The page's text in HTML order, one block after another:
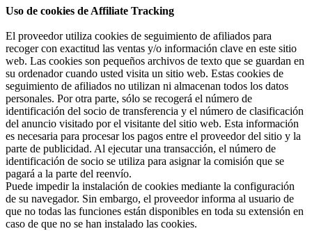
Uso de cookies de Affiliate Tracking
El proveedor utiliza cookies de seguimiento de afiliados para
recoger con exactitud las ventas y/o información clave en este sitio
web. Las cookies son pequeños archivos de texto que se guardan en
su ordenador cuando usted visita un sitio web. Estas cookies de
seguimiento de afiliados no utilizan ni almacenan todos los datos
personales. Por otra parte, sólo se recogerá el número de
identificación del socio de transferencia y el número de clasificación
del anuncio visitado por el visitante del sitio web. Esta información
es necesaria para procesar los pagos entre el proveedor del sitio y la
parte de publicidad. Al ejecutar una transacción, el número de
identificación de socio se utiliza para asignar la comisión que se
pagará a la parte del reenvío.
Puede impedir la instalación de cookies mediante la configuración
de su navegador. Sin embargo, el proveedor informa al usuario de
que no todas las funciones están disponibles en toda su extensión en
caso de que no se han instalado las cookies.